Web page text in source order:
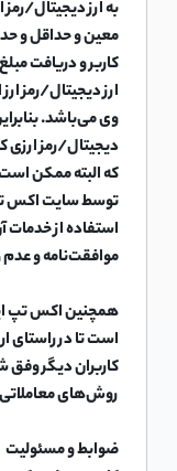
به ارز دیجیتال/رمز
معین و حداقل و
کاربر و دریافت
ارز دیجیتال/رمز
وی می‌باشد.
دیجیتال/رمز
که البته ممکن
توسط سایت اکس تپ
استفاده از خدمات
موافقت‌نامه و عدم
همچنین اکس تپ
است تا در راستای
کاربران دیگر وفق
روش‌های معاملاتی
ضوابط و مسئولیت